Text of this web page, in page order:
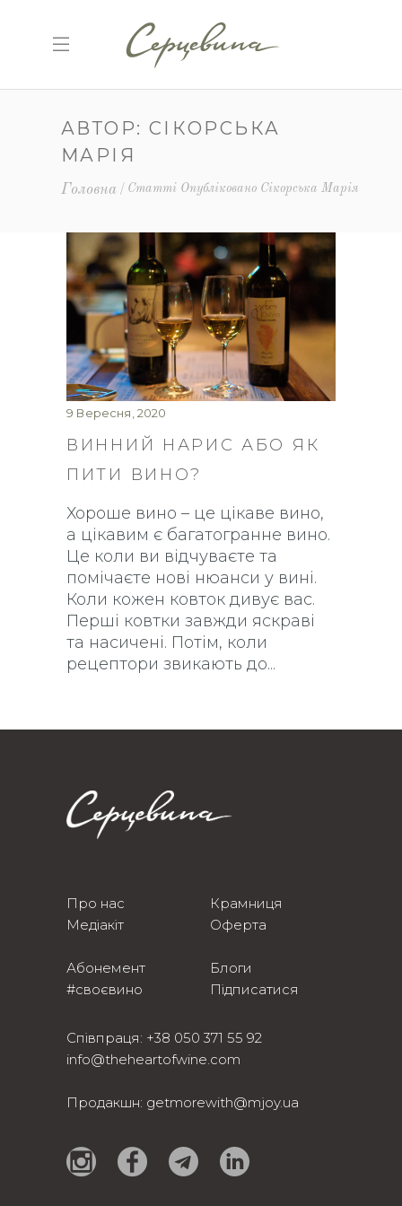
АВТОР: СІКОРСЬКА
МАРІЯ
Головна Статті Опубліковано Сікорська Марія
9 Вересня, 2020
ВИННИЙ НАРИС АБО ЯК
ПИТИ ВИНО?
Хороше вино – це цікаве вино,
а цікавим є багатогранне вино.
Це коли ви відчуваєте та
помічаєте нові нюанси у вині.
Коли кожен ковток дивує вас.
Перші ковтки завжди яскраві
та насичені. Потім, коли
рецептори звикають до
Про нас
Медіакіт
Абонемент
#своєвино
Крамниця
Оферта
Блоги
Підписатися
Співпраця: +38 050 371 55 92
info@theheartofwine.com
Продакшн: getmorewith@mjoy.ua